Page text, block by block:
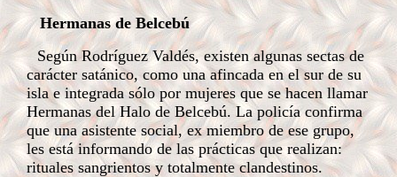
Hermanas de Belcebú
Según Rodríguez Valdés, existen algunas sectas de
carácter satánico, como una afincada en el sur de su
isla e integrada sólo por mujeres que se hacen llamar
Hermanas del Halo de Belcebú. La policía confirma
que una asistente social, ex miembro de ese grupo,
les está informando de las prácticas que realizan:
rituales sangrientos y totalmente clandestinos.